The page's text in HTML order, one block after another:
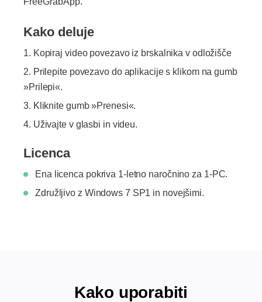
Kako deluje
Kopiraj video povezavo iz brskalnika v odložišče
Prilepite povezavo do aplikacije s klikom na gumb
»Prilepi«.
Kliknite gumb »Prenesi«.
Uživajte v glasbi in videu.
Licenca
Ena licenca pokriva 1-letno naročnino za 1-PC.
Združljivo z Windows 7 SP1 in novejšimi.
Kako uporabiti